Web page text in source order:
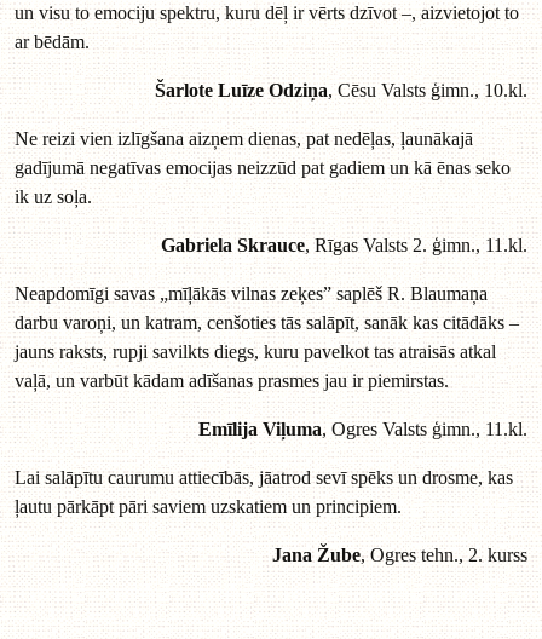
un visu to emociju spektru, kuru dēļ ir vērts dzīvot –, aizvietojot to
ar bēdām.
Šarlote Luīze Odziņa, Cēsu Valsts ģimn., 10.kl.
Ne reizi vien izlīgšana aizņem dienas, pat nedēļas, ļaunākajā
gadījumā negatīvas emocijas neizzūd pat gadiem un kā ēnas seko
ik uz soļa.
Gabriela Skrauce, Rīgas Valsts 2. ģimn., 11.kl.
Neapdomīgi savas „mīļākās vilnas zeķes” saplēš R. Blaumaņa
darbu varoņi, un katram, cenšoties tās salāpīt, sanāk kas citādāks –
jauns raksts, rupji savilkts diegs, kuru pavelkot tas atraisās atkal
vaļā, un varbūt kādam adīšanas prasmes jau ir piemirstas.
Emīlija Viļuma, Ogres Valsts ģimn., 11.kl.
Lai salāpītu caurumu attiecībās, jāatrod sevī spēks un drosme, kas
ļautu pārkāpt pāri saviem uzskatiem un principiem.
Jana Žube, Ogres tehn., 2. kurss